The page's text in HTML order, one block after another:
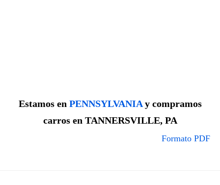
Estamos en PENNSYLVANIAy compramos
carros en TANNERSVILLE, PA
Formato PDF